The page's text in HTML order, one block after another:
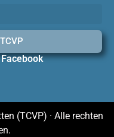
(TCVP) · Alle rechten